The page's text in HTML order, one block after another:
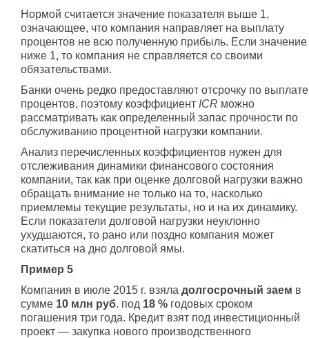
Нормой считается значение показателя выше 1,
означающее, что компания направляет на выплату
процентов не всю полученную прибыль. Если значение
ниже 1, то компания не справляется со своими
обязательствами.
Банки очень редко предоставляют отсрочку по выплате
процентов, поэтому коэффициент ICR можно
рассматривать как определенный запас прочности по
обслуживанию процентной нагрузки компании.
Анализ перечисленных коэффициентов нужен для
отслеживания динамики финансового состояния
компании, так как при оценке долговой нагрузки важно
обращать внимание не только на то, насколько
приемлемы текущие результаты, но и на их динамику.
Если показатели долговой нагрузки неуклонно
ухудшаются, то рано или поздно компания может
скатиться на дно долговой ямы.
Пример 5
Компания в июле 2015 г. взяла долгосрочный заем в
сумме 10 млн руб. под 18 % годовых сроком
погашения три года. Кредит взят под инвестиционный
проект — закупка нового производственного